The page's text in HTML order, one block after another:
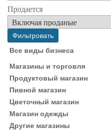
Продается
Все виды бизнеса
Магазины и торговля
Продуктовый магазин
Пивной магазин
Цветочный магазин
Магазин одежды
Другие магазины